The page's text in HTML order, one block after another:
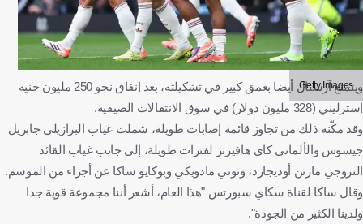
Getty Images
ويتمتع آرسنال أيضا بعمق كبير في تشكيلته، بعد إنفاق نحو 250 مليون جنيه
إسترليني (328 مليون دولار) في سوق الانتقالات الصيفية.
وقد مكّنه ذلك من تجاوز قائمة إصابات طويلة، شملت غياب البرازيلي جابريل
جيسوس والألماني كاي هافيرتز لفترات طويلة، إلى جانب غياب القائد
النروجي مارتن أوديجارد، ونوني مادويكي وبوكايو ساكا عن أجزاء من الموسم.
وقال ساكا لقناة سكاي سبورتس "هذا العام، أشعر أننا مجموعة قوية جدا
ولدينا الكثير من الجودة".